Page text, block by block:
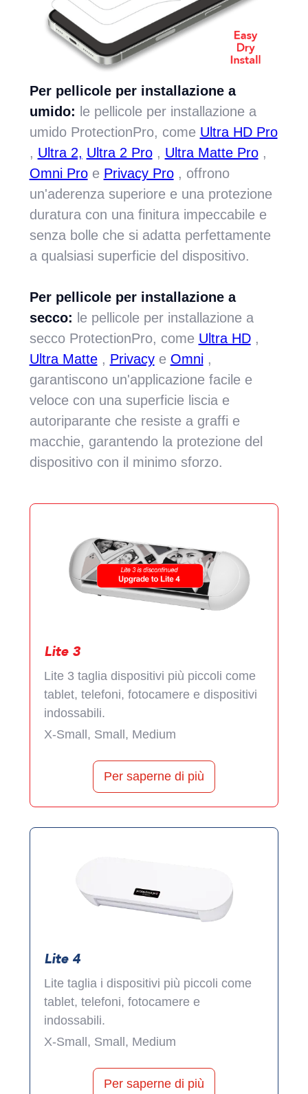
Per pellicole per installazione a
umido: le pellicole per installazione a
umido ProtectionPro, come Ultra HD Pro
, Ultra 2, Ultra 2 Pro, Ultra Matte Pro,
Omni Proe Privacy Pro, offrono
un'aderenza superiore e una protezione
duratura con una finitura impeccabile e
senza bolle che si adatta perfettamente
a qualsiasi superficie del dispositivo.
Per pellicole per installazione a
secco: le pellicole per installazione a
secco ProtectionPro, come Ultra HD,
Ultra Matte, Privacye Omni,
garantiscono un'applicazione facile e
veloce con una superficie liscia e
autoriparante che resiste a graffi e
macchie, garantendo la protezione del
dispositivo con il minimo sforzo.
Lite 3
Lite 3 taglia dispositivi più piccoli come
tablet, telefoni, fotocamere e dispositivi
indossabili.
X-Small, Small, Medium
Per saperne di più
Lite 4
Lite taglia i dispositivi più piccoli come
tablet, telefoni, fotocamere e
indossabili.
X-Small, Small, Medium
Per saperne di più